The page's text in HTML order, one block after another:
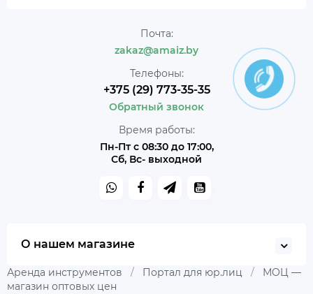
Почта:
zakaz@amaiz.by
Телефоны:
+375 (29) 773-35-35
Обратный звонок
Время работы:
Пн-Пт с 08:30 до 17:00,
Сб, Вс- выходной
О нашем магазине
Аренда инструментов / Портал для юр.лиц /
МОЦ —
магазин оптовых цен